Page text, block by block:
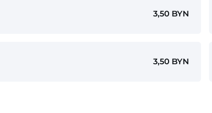
3,50 BYN
3,50 BYN